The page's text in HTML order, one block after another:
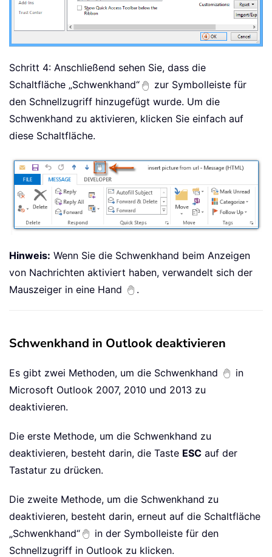
Schritt 4: Anschließend sehen Sie, dass die
Schaltfläche „Schwenkhand“
zur Symbolleiste für
den Schnellzugriff hinzugefügt wurde. Um die
Schwenkhand zu aktivieren, klicken Sie einfach auf
diese Schaltfläche.
Hinweis: Wenn Sie die Schwenkhand beim Anzeigen
von Nachrichten aktiviert haben, verwandelt sich der
Mauszeiger in eine Hand
.
Schwenkhand in Outlook deaktivieren
Es gibt zwei Methoden, um die Schwenkhand
in
Microsoft Outlook 2007, 2010 und 2013 zu
deaktivieren.
Die erste Methode, um die Schwenkhand zu
deaktivieren, besteht darin, die Taste ESC auf der
Tastatur zu drücken.
Die zweite Methode, um die Schwenkhand zu
deaktivieren, besteht darin, erneut auf die Schaltfläche
„Schwenkhand“
in der Symbolleiste für den
Schnellzugriff in Outlook zu klicken.